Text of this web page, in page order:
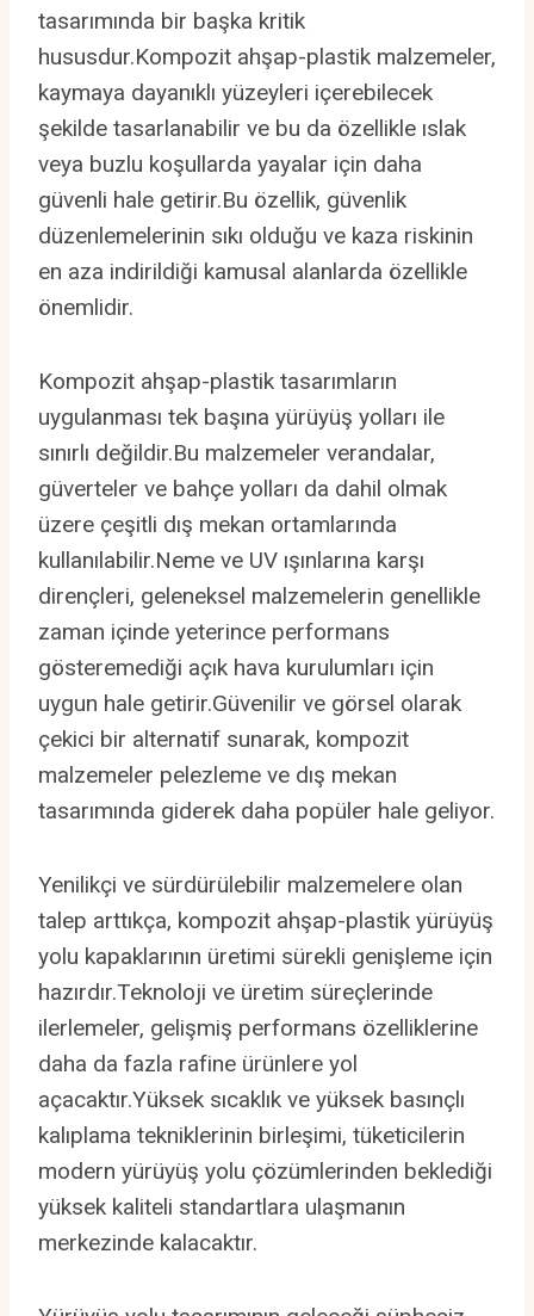
tasarımında bir başka kritik
hususdur.Kompozit ahşap-plastik malzemeler,
kaymaya dayanıklı yüzeyleri içerebilecek
şekilde tasarlanabilir ve bu da özellikle ıslak
veya buzlu koşullarda yayalar için daha
güvenli hale getirir.Bu özellik, güvenlik
düzenlemelerinin sıkı olduğu ve kaza riskinin
en aza indirildiği kamusal alanlarda özellikle
önemlidir.
Kompozit ahşap-plastik tasarımların
uygulanması tek başına yürüyüş yolları ile
sınırlı değildir.Bu malzemeler verandalar,
güverteler ve bahçe yolları da dahil olmak
üzere çeşitli dış mekan ortamlarında
kullanılabilir.Neme ve UV ışınlarına karşı
dirençleri, geleneksel malzemelerin genellikle
zaman içinde yeterince performans
gösteremediği açık hava kurulumları için
uygun hale getirir.Güvenilir ve görsel olarak
çekici bir alternatif sunarak, kompozit
malzemeler pelezleme ve dış mekan
tasarımında giderek daha popüler hale geliyor.
Yenilikçi ve sürdürülebilir malzemelere olan
talep arttıkça, kompozit ahşap-plastik yürüyüş
yolu kapaklarının üretimi sürekli genişleme için
hazırdır.Teknoloji ve üretim süreçlerinde
ilerlemeler, gelişmiş performans özelliklerine
daha da fazla rafine ürünlere yol
açacaktır.Yüksek sıcaklık ve yüksek basınçlı
kalıplama tekniklerinin birleşimi, tüketicilerin
modern yürüyüş yolu çözümlerinden beklediği
yüksek kaliteli standartlara ulaşmanın
merkezinde kalacaktır.